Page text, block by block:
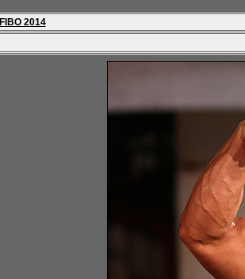
FIBO 2014